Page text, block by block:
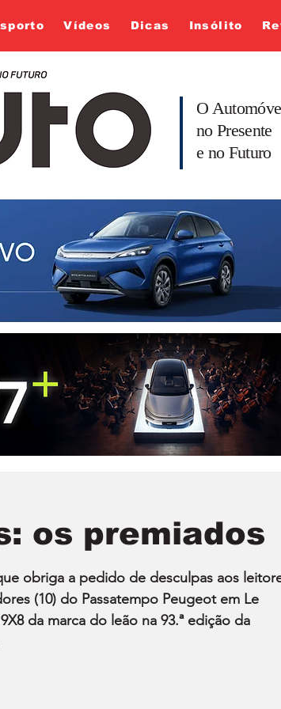
Vídeos Dicas Insólito
O
no Presente
e no Futuro
os premiados
obriga a pedido de desculpas aos
(10) do Passatempo Peugeot em Le
da marca do leão na 93.ª edição da